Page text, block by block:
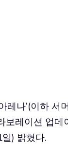
레나‘(이하 서
보레이션 업데
) 밝혔다.